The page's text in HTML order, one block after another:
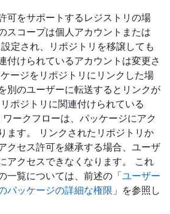
可をサポートするレジストリの場
スコープは個人アカウントまたは
定され、リポジトリを移譲しても
付けられているアカウントは変更さ
ージをリポジトリにリンクした場
別のユーザーに転送するとリンクが
ポジトリに関連付けられている
ークフローは、パッケージにアク
ます。 リンクされたリポジトリか
クセス許可を継承する場合、ユーザ
アクセスできなくなります。 これ
一覧については、前述の「ユーザー
パッケージの詳細な権限 」を参照し